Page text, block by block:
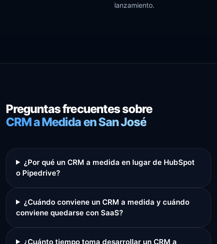
lanzamiento.
Preguntas frecuentes sobre
CRM a Medida en San José
¿Por qué un CRM a medida en lugar de HubSpot
o Pipedrive?
¿Cuándo conviene un CRM a medida y cuándo
conviene quedarse con SaaS?
¿Cuánto tiempo toma desarrollar un CRM a